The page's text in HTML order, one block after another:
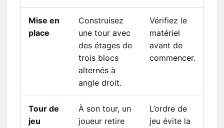
Mise en
place
Construisez
une tour avec
des étages de
trois blocs
alternés à
angle droit.
Vérifiez le
matériel
avant de
commencer.
Tour de
jeu
À son tour, un
joueur retire
L’ordre de
jeu évite la